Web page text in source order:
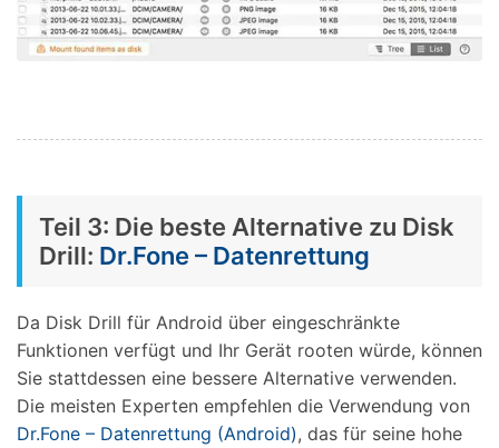
Teil 3: Die beste Alternative zu Disk
Drill: Dr.Fone – Datenrettung
Da Disk Drill für Android über eingeschränkte
Funktionen verfügt und Ihr Gerät rooten würde, können
Sie stattdessen eine bessere Alternative verwenden.
Die meisten Experten empfehlen die Verwendung von
Dr.Fone – Datenrettung (Android), das für seine hohe